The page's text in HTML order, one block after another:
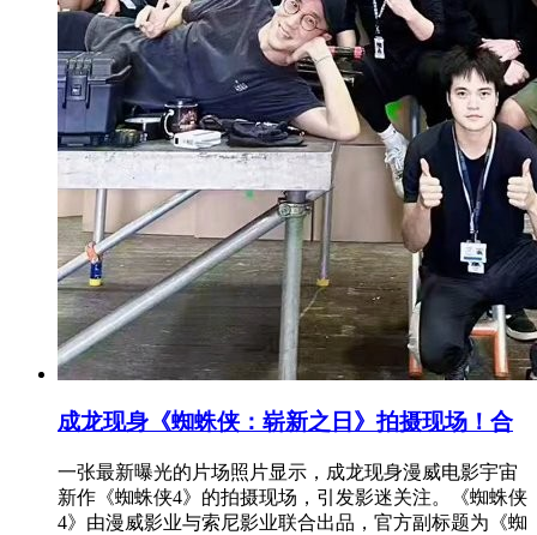
成龙现身《蜘蛛侠：崭新之日》拍摄现场！合
一张最新曝光的片场照片显示，成龙现身漫威电影宇宙
新作《蜘蛛侠4》的拍摄现场，引发影迷关注。《蜘蛛侠
4》由漫威影业与索尼影业联合出品，官方副标题为《蜘